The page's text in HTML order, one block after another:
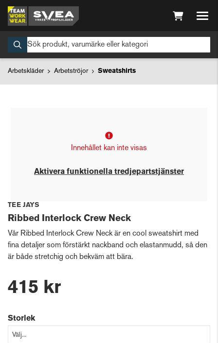
Arbetskläder Arbetströjor Sweatshirts
Innehållet kan inte visas
Aktivera funktionella tredjepartstjänster
TEE JAYS
Ribbed Interlock Crew Neck
Vår Ribbed Interlock Crew Neck är en cool sweatshirt med
fina detaljer som förstärkt nackband och elastanmudd, så den
är både stretchig och bekväm att bära.
415 kr
Storlek